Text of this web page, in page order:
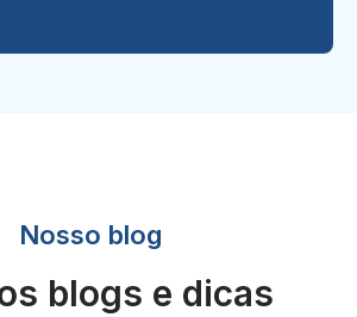
Nosso blog
blogs e dicas